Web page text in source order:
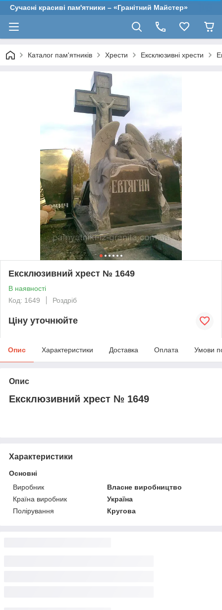
Сучасні красиві пам'ятники – «Гранітний Майстер»
Каталог пам'ятників Хрести Ексклюзивні хрести
Ексклюзивний хрест № 1649
В наявності
Код: 1649
Роздріб
Ціну уточнюйте
Опис Характеристики Доставка Оплата Умови
Опис
Ексклюзивний хрест № 1649
Характеристики
Основні
Виробник
Власне виробництво
Країна виробник
Україна
Полірування
Кругова